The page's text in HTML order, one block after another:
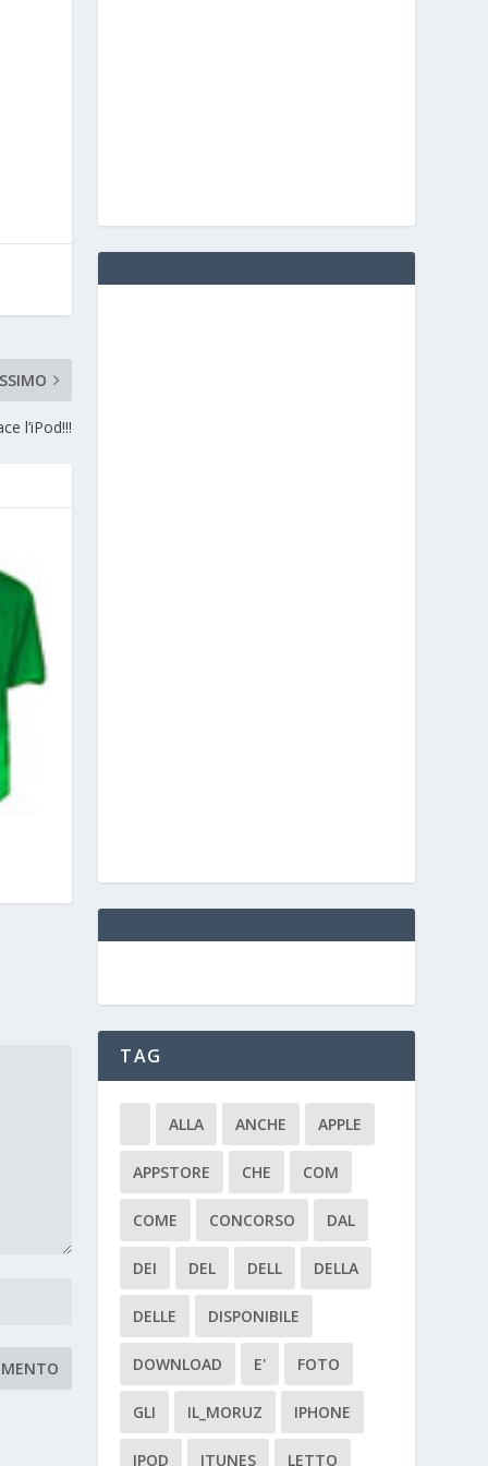
l’iPod!!!
TAG
ALLA ANCHE APPLE
APPSTORE CHE COM
COME CONCORSO DAL
DEI DEL DELL DELLA
DELLE DISPONIBILE
DOWNLOAD E' FOTO
GLI IL_MORUZ IPHONE
IPOD ITUNES LETTO